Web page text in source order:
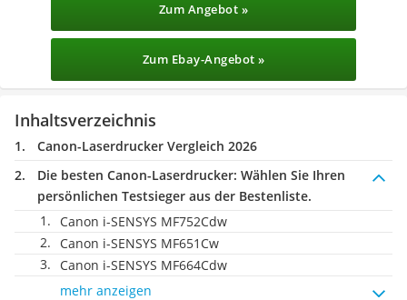
Zum Angebot »
Zum Ebay-Angebot »
Inhaltsverzeichnis
Canon-Laserdrucker Vergleich 2026
Die besten Canon-Laserdrucker: Wählen Sie Ihren
persönlichen Testsieger aus der Bestenliste.
Canon i-SENSYS MF752Cdw
Canon i-SENSYS MF651Cw
Canon i-SENSYS MF664Cdw
mehr anzeigen